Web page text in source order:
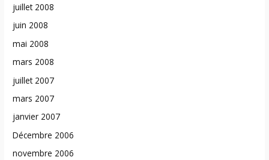
juillet 2008
juin 2008
mai 2008
mars 2008
juillet 2007
mars 2007
janvier 2007
Décembre 2006
novembre 2006